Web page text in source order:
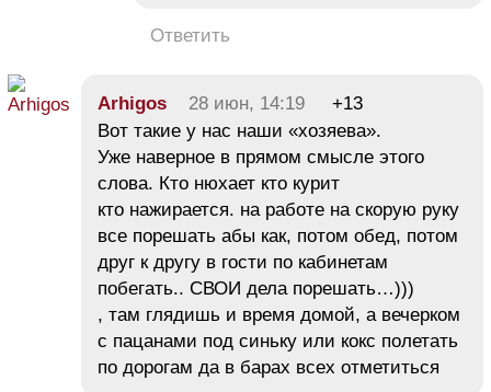
Ответить
Arhigos 28 июн, 14:19
+13
Вот такие у нас наши «хозяева».
Уже наверное в прямом смысле этого
слова. Кто нюхает кто курит
кто нажирается. на работе на скорую руку
все порешать абы как, потом обед, потом
друг к другу в гости по кабинетам
побегать.. СВОИ дела порешать…)))
, там глядишь и время домой, а вечерком
с пацанами под синьку или кокс полетать
по дорогам да в барах всех отметиться